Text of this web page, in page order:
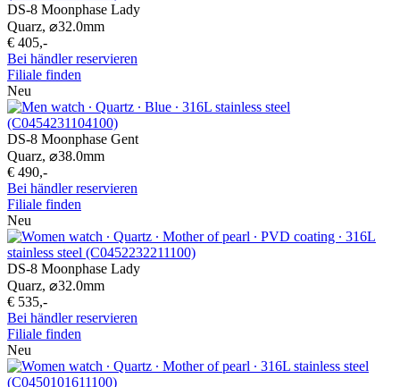
DS-8 Moonphase Lady
Quarz, ⌀32.0mm
€ 405,-
Bei händler reservieren
Filiale finden
Neu
DS-8 Moonphase Gent
Quarz, ⌀38.0mm
€ 490,-
Bei händler reservieren
Filiale finden
Neu
DS-8 Moonphase Lady
Quarz, ⌀32.0mm
€ 535,-
Bei händler reservieren
Filiale finden
Neu